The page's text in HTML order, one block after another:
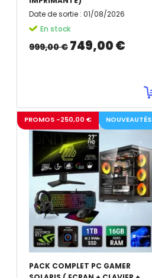
Date de sortie : 01/08/2026
En stock
999,00 € 749,00 €
PACK COMPLET PC GAMER
PROMOS -250,00 € NOUVEAUTÉS